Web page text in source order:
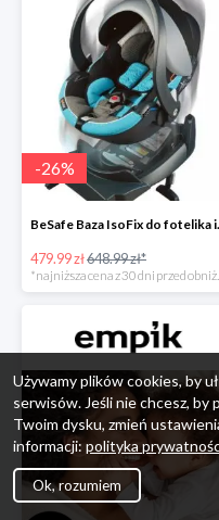
-26%
479.99 zł648.99 zł*
Używamy plików cookies, by
serwisów. Jeśli nie chcesz, by
Twoim dysku, zmień
informacji: polityka
Ok, rozumiem